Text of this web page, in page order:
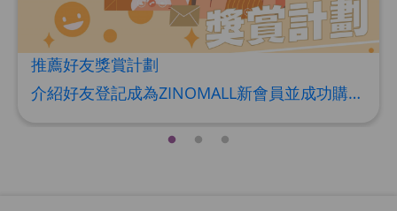
推薦好友獎賞計劃
介紹好友登記成為ZINOMALL新會員並成功購物，您即可獲得$50Mall Dollar現金回贈，你的好友亦可同時獲得$50Mall Dollar現金回贈。 **舊會員必須完成首張訂單才可開通邀請好友獎賞計劃** 1. 舊會員可於 我的帳戶>>>邀請好友獎賞 中找到 好友推薦碼 (紅圈位置) 2. 會員可複製好友推薦碼並透過 Whatsapp / Facebook / Email分享給自己好友。推薦好友次數不限，介紹愈多新朋友，可獲得愈多Mall Dollar現金回贈。 3. 好友